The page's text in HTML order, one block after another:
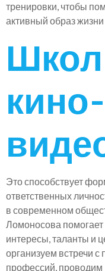
тренировки, чтобы
активный образ
Это способствует
ответственных
в современном
Ломоносова
интересы, таланты и
организуем встречи
профессий,